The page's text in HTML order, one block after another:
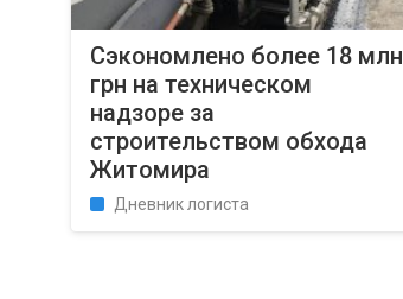
Сэкономлено более 18 млн
грн на техническом
надзоре за
строительством обхода
Житомира
Дневник логиста